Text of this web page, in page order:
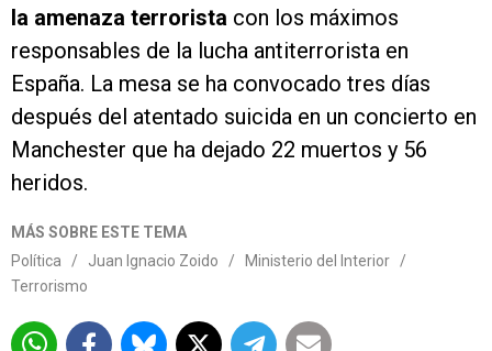
la amenaza terrorista con los máximos
responsables de la lucha antiterrorista en
España. La mesa se ha convocado tres días
después del atentado suicida en un concierto en
Manchester que ha dejado 22 muertos y 56
heridos.
MÁS SOBRE ESTE TEMA
Política
/ Juan Ignacio Zoido / Ministerio del Interior
/
Terrorismo